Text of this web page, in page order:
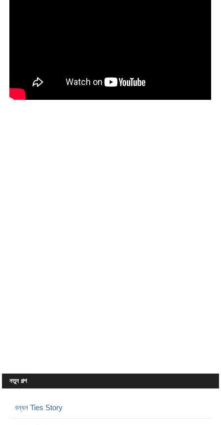
নতুন গল্প
বন্ধন Ties Story